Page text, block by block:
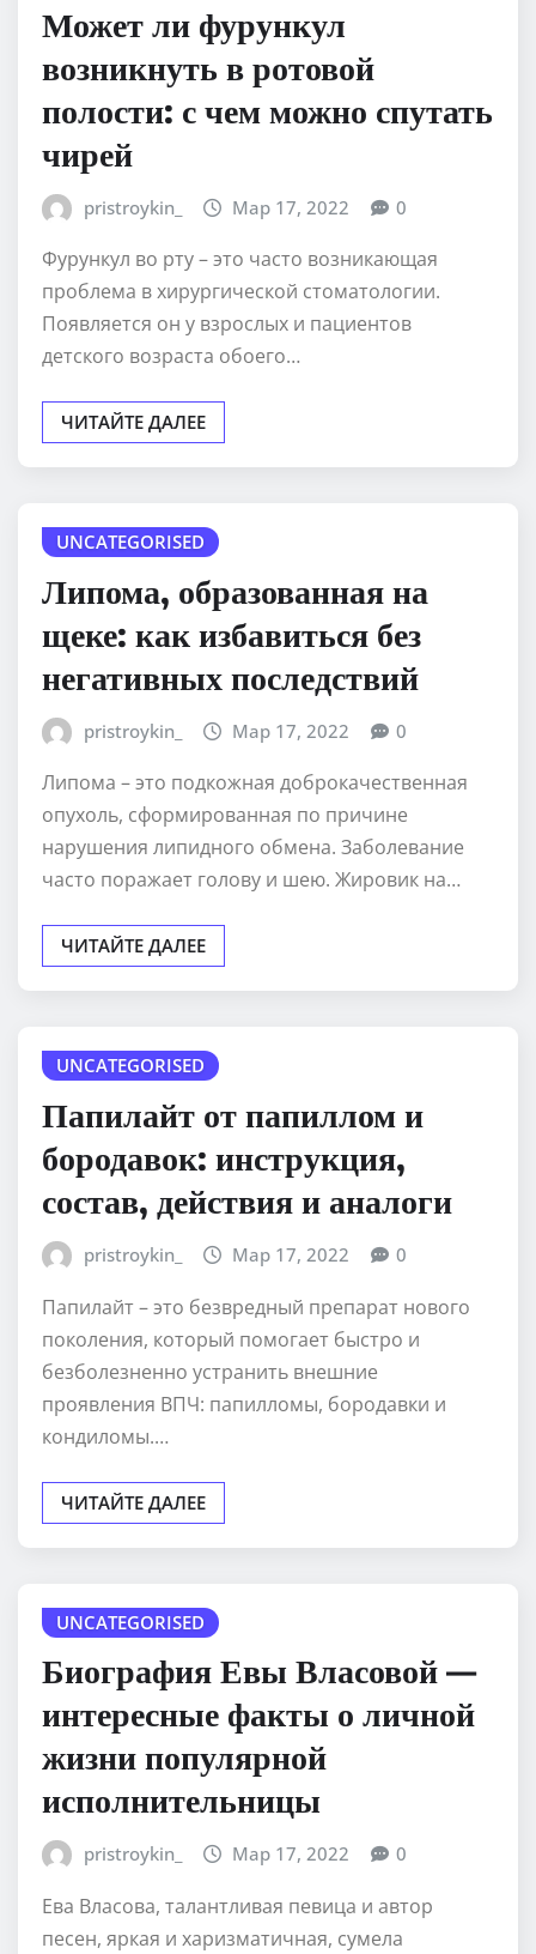
Может ли фурункул
возникнуть в ротовой
полости: с чем можно спутать
чирей
pristroykin_ Мар 17, 2022 0
Фурункул во рту – это часто возникающая
проблема в хирургической стоматологии.
Появляется он у взрослых и пациентов
детского возраста обоего…
ЧИТАЙТЕ ДАЛЕЕ
UNCATEGORISED
Липома, образованная на
щеке: как избавиться без
негативных последствий
pristroykin_ Мар 17, 2022 0
Липома – это подкожная доброкачественная
опухоль, сформированная по причине
нарушения липидного обмена. Заболевание
часто поражает голову и шею. Жировик на…
ЧИТАЙТЕ ДАЛЕЕ
UNCATEGORISED
Папилайт от папиллом и
бородавок: инструкция,
состав, действия и аналоги
pristroykin_ Мар 17, 2022 0
Папилайт – это безвредный препарат нового
поколения, который помогает быстро и
безболезненно устранить внешние
проявления ВПЧ: папилломы, бородавки и
кондиломы.…
ЧИТАЙТЕ ДАЛЕЕ
UNCATEGORISED
Биография Евы Власовой —
интересные факты о личной
жизни популярной
исполнительницы
pristroykin_ Мар 17, 2022 0
Ева Власова, талантливая певица и автор
песен, яркая и харизматичная, сумела